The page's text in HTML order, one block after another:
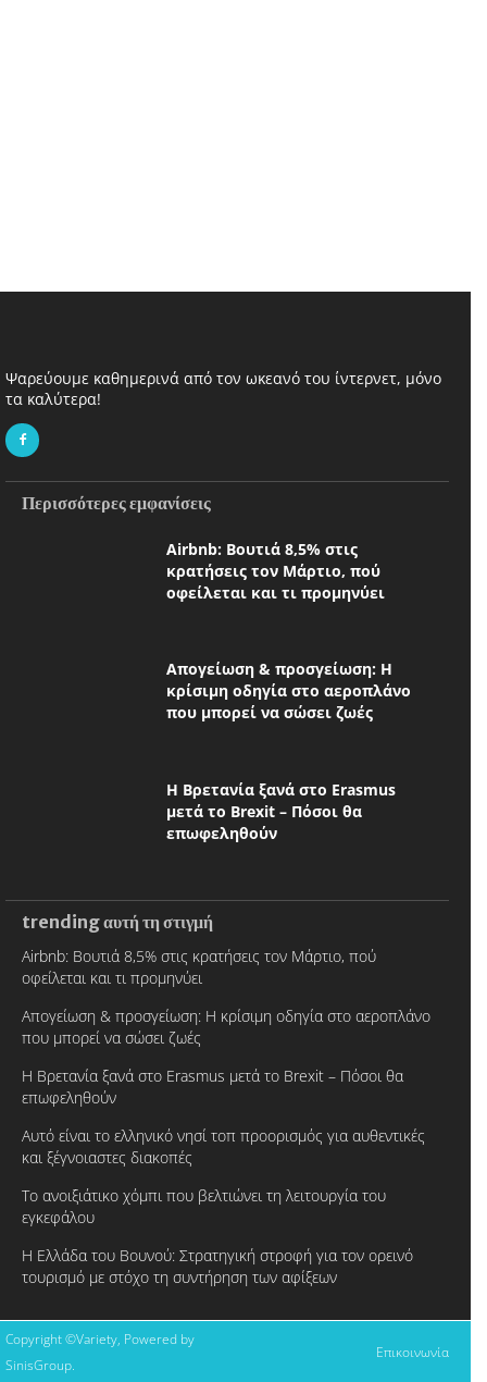
Ψαρεύουμε καθημερινά από τον ωκεανό του ίντερνετ, μόνο
τα καλύτερα!
Περισσότερες εμφανίσεις
Airbnb: Βουτιά 8,5% στις
κρατήσεις τον Μάρτιο, πού
οφείλεται και τι προμηνύει
Απογείωση & προσγείωση: Η
κρίσιμη οδηγία στο αεροπλάνο
που μπορεί να σώσει ζωές
Η Βρετανία ξανά στο Erasmus
μετά το Brexit – Πόσοι θα
επωφεληθούν
trending αυτή τη στιγμή
Airbnb: Βουτιά 8,5% στις κρατήσεις τον Μάρτιο, πού
οφείλεται και τι προμηνύει
Απογείωση & προσγείωση: Η κρίσιμη οδηγία στο αεροπλάνο
που μπορεί να σώσει ζωές
Η Βρετανία ξανά στο Erasmus μετά το Brexit – Πόσοι θα
επωφεληθούν
Αυτό είναι το ελληνικό νησί τοπ προορισμός για αυθεντικές
και ξέγνοιαστες διακοπές
Το ανοιξιάτικο χόμπι που βελτιώνει τη λειτουργία του
εγκεφάλου
Η Ελλάδα του Βουνού: Στρατηγική στροφή για τον ορεινό
τουρισμό με στόχο τη συντήρηση των αφίξεων
Copyright ©Variety, Powered by
SinisGroup.
Επικοινωνία